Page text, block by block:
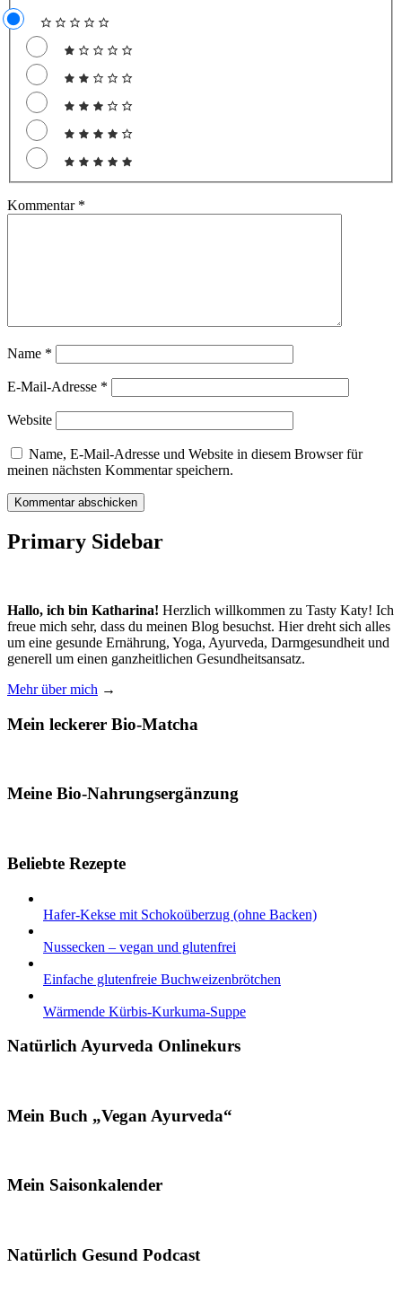
Kommentar *
Name *
E-Mail-Adresse *
Website
Name, E-Mail-Adresse und Website in diesem Browser für
meinen nächsten Kommentar speichern.
Primary Sidebar
Hallo, ich bin Katharina! Herzlich willkommen zu Tasty Katy! Ich
freue mich sehr, dass du meinen Blog besuchst. Hier dreht sich alles
um eine gesunde Ernährung, Yoga, Ayurveda, Darmgesundheit und
generell um einen ganzheitlichen Gesundheitsansatz.
Mehr über mich →
Mein leckerer Bio-Matcha
Meine Bio-Nahrungsergänzung
Beliebte Rezepte
Hafer-Kekse mit Schokoüberzug (ohne Backen)
Nussecken – vegan und glutenfrei
Einfache glutenfreie Buchweizenbrötchen
Wärmende Kürbis-Kurkuma-Suppe
Natürlich Ayurveda Onlinekurs
Mein Buch „Vegan Ayurveda“
Mein Saisonkalender
Natürlich Gesund Podcast